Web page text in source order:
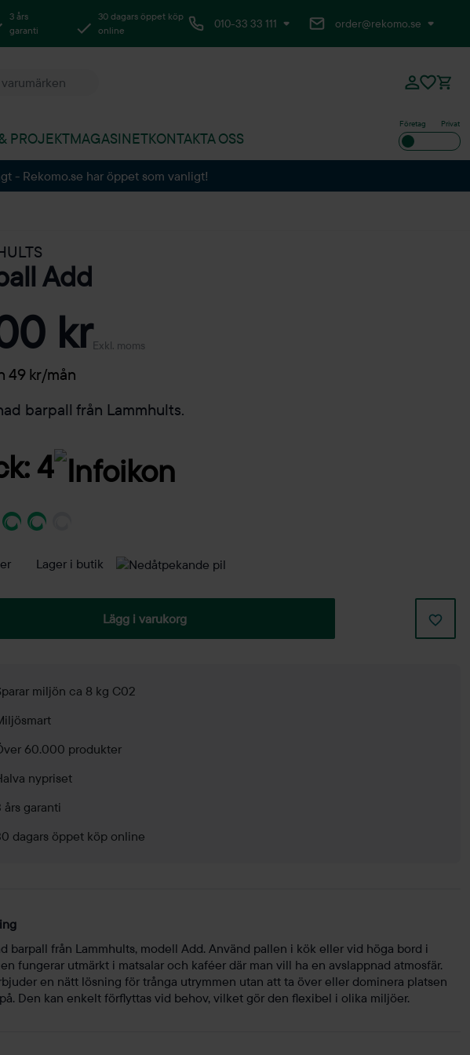
3 års
garanti
30 dagars öppet köp
online
010-33 33 111 order@rekomo.se
PROJEKTMAGASINETKONTAKTA OSS
Företag Privat
- Rekomo.se har öppet som vanligt!
Add
krExkl. moms
49 kr/mån
barpall från Lammhults.
4
Lager i butik
Lägg i varukorg
miljön ca 8 kg C02
60.000 produkter
nypriset
års garanti
dagars öppet köp online
barpall från Lammhults, modell Add. Använd pallen i kök eller vid höga bord i
fungerar utmärkt i matsalar och kaféer där man vill ha en avslappnad atmosfär.
en nätt lösning för trånga utrymmen utan att ta över eller dominera platsen
Den kan enkelt förflyttas vid behov, vilket gör den flexibel i olika miljöer.